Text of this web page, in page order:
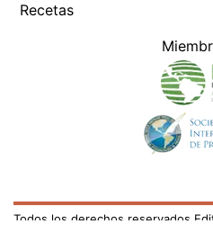
Recetas
Todos los derechos reservados